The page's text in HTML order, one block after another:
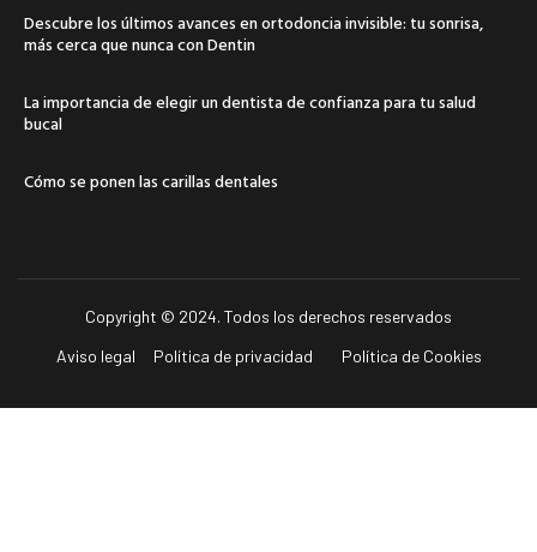
Descubre los últimos avances en ortodoncia invisible: tu sonrisa,
más cerca que nunca con Dentin
La importancia de elegir un dentista de confianza para tu salud
bucal
Cómo se ponen las carillas dentales
Copyright © 2024. Todos los derechos reservados
Aviso legal
Política de privacidad Política de Cookies